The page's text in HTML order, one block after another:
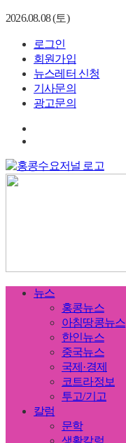
2026.08.08 (토)
로그인
회원가입
뉴스레터 신청
기사문의
광고문의
뉴스
홍콩뉴스
아침땅콩뉴스
한인뉴스
중국뉴스
국제·경제
코트라정보
투고/기고
칼럼
문학
생활칼럼